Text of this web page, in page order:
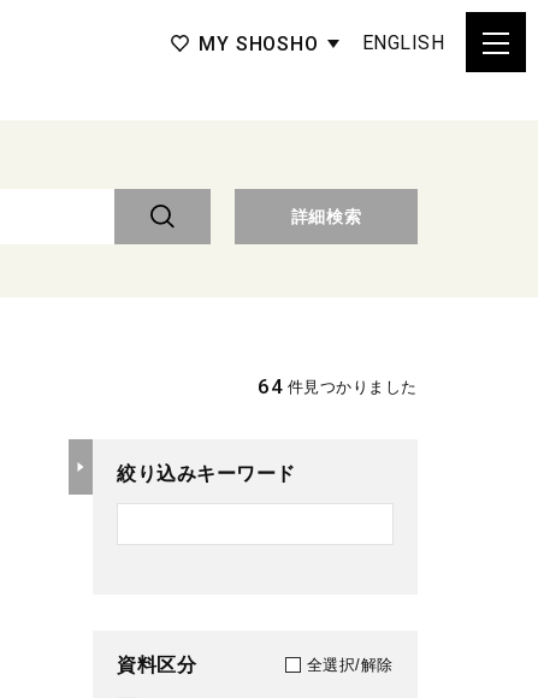
MY SHOSHO ENGLISH
詳細検索
64 件見つかりました
絞り込みキーワード
資料区分 全選択/解除